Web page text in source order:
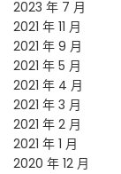
2023 年 7 月
2021 年 11 月
2021 年 9 月
2021 年 5 月
2021 年 4 月
2021 年 3 月
2021 年 2 月
2021 年 1 月
2020 年 12 月